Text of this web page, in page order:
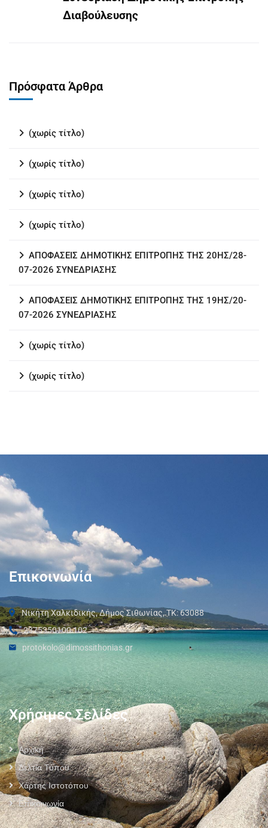
Διαβούλευσης
Πρόσφατα Άρθρα
(χωρίς τίτλο)
(χωρίς τίτλο)
(χωρίς τίτλο)
(χωρίς τίτλο)
ΑΠΟΦΑΣΕΙΣ ΔΗΜΟΤΙΚΗΣ ΕΠΙΤΡΟΠΗΣ ΤΗΣ 20ΗΣ/28-
07-2026 ΣΥΝΕΔΡΙΑΣΗΣ
ΑΠΟΦΑΣΕΙΣ ΔΗΜΟΤΙΚΗΣ ΕΠΙΤΡΟΠΗΣ ΤΗΣ 19ΗΣ/20-
07-2026 ΣΥΝΕΔΡΙΑΣΗΣ
(χωρίς τίτλο)
(χωρίς τίτλο)
Επικοινωνία
Νικήτη Χαλκιδικής, Δήμος Σιθωνίας, ΤΚ: 63088
2375350100 102
protokolo@dimossithonias.gr
Χρήσιμες Σελίδες
Αρχική
Δελτία Τύπου
Χάρτης Ιστοτόπου
Επικοινωνία